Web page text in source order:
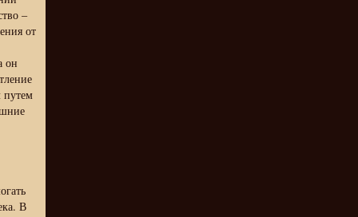
–
от
он
путем
В